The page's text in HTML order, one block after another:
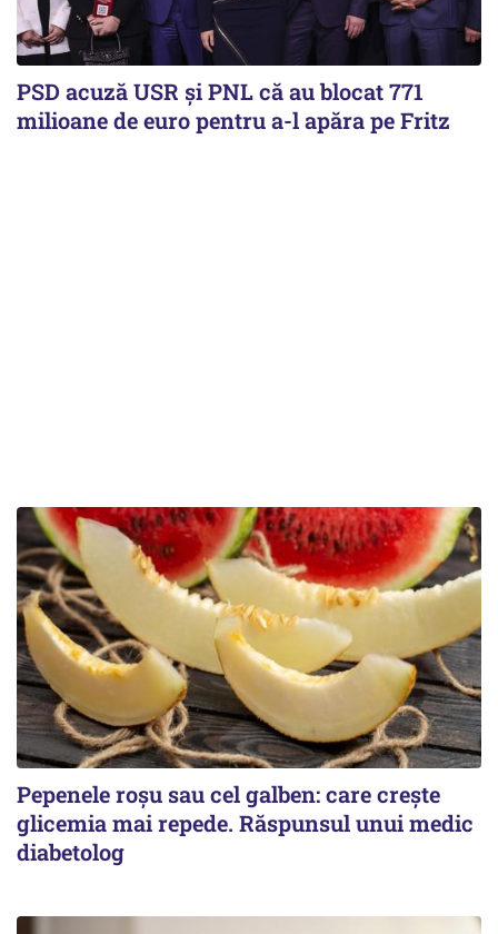
PSD acuză USR și PNL că au blocat 771
milioane de euro pentru a-l apăra pe Fritz
Pepenele roșu sau cel galben: care crește
glicemia mai repede. Răspunsul unui medic
diabetolog